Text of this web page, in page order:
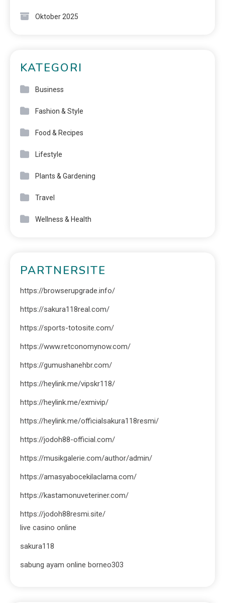
Oktober 2025
KATEGORI
Business
Fashion & Style
Food & Recipes
Lifestyle
Plants & Gardening
Travel
Wellness & Health
PARTNERSITE
https://browserupgrade.info/
https://sakura118real.com/
https://sports-totosite.com/
https://www.retconomynow.com/
https://gumushanehbr.com/
https://heylink.me/vipskr118/
https://heylink.me/exmivip/
https://heylink.me/officialsakura118resmi/
https://jodoh88-official.com/
https://musikgalerie.com/author/admin/
https://amasyabocekilaclama.com/
https://kastamonuveteriner.com/
https://jodoh88resmi.site/
live casino online
sakura118
sabung ayam online borneo303